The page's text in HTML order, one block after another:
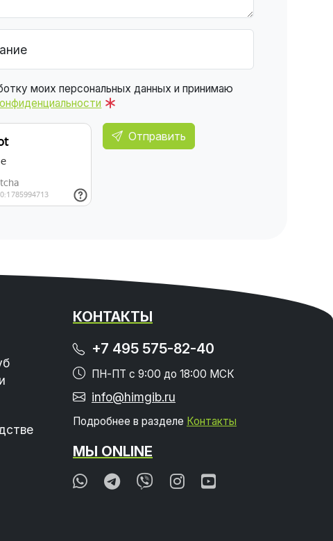
моих персональных данных и принимаю
Отправить
КОНТАКТЫ
+7 495 575-82-40
ПН-ПТ с 9:00 до 18:00 МСК
info@himgib.ru
Подробнее в разделе Контакты
МЫ ONLINE